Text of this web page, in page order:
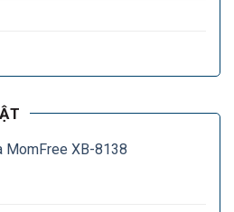
MomFree XB-8138